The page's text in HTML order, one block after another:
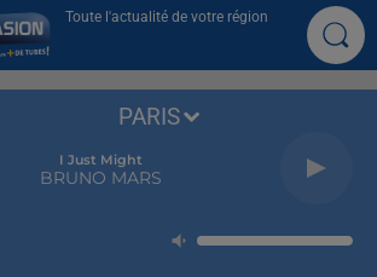
Toute l'actualité de votre région
I Just Might
BRUNO MARS
PARIS